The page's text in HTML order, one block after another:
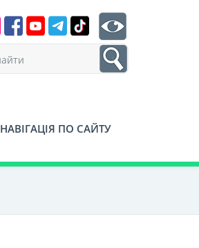
1
НАВІГАЦІЯ ПО САЙТУ